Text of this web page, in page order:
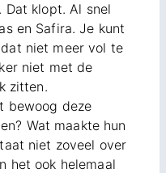
klopt. Al snel
en Safira. Je kunt
niet meer vol te
niet met de
zitten.
bewoog deze
Wat maakte hun
niet zoveel over
het ook helemaal